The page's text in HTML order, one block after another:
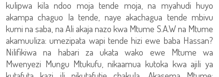
kulipwa kila ndoo moja tende moja, na myahudi huyo
akampa chaguo la tende, naye akachagua tende mbivu
kumi na saba, na Ali akaja nazo kwa Mtume S.A.W na Mtume
akamuuliza: umezipata wapi tende hizi ewe baba Hassan?
Nilifikiwa na habari za ukata wako ewe Mtume wa
Mwenyezi Mungu Mtukufu, nikaamua kutoka kwa ajili ya